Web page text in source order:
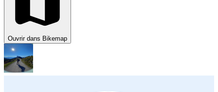
Ouvrir dans Bikemap